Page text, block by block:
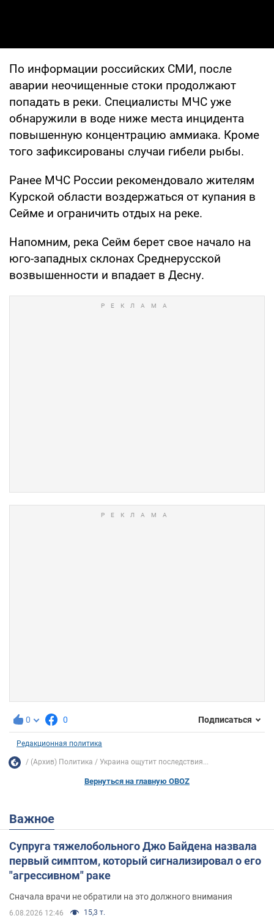
По информации российских СМИ, после
аварии неочищенные стоки продолжают
попадать в реки. Специалисты МЧС уже
обнаружили в воде ниже места инцидента
повышенную концентрацию аммиака. Кроме
того зафиксированы случаи гибели рыбы.
Ранее МЧС России рекомендовало жителям
Курской области воздержаться от купания в
Сейме и ограничить отдых на реке.
Напомним, река Сейм берет свое начало на
юго-западных склонах Среднерусской
возвышенности и впадает в Десну.
0 0 Подписаться
Редакционная политика
(Архив) Политика Украина ощутит последствия...
Вернуться на главную OBOZ
Важное
Супруга тяжелобольного Джо Байдена назвала
первый симптом, который сигнализировал о его
"агрессивном" раке
Сначала врачи не обратили на это должного внимания
6.08.2026 12:46 15,3 т.